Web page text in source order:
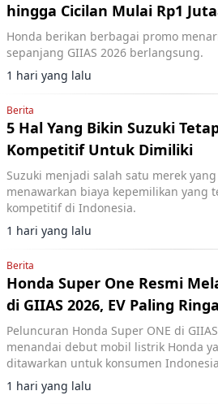
hingga Cicilan Mulai Rp1
Honda berikan berbagai promo
sepanjang GIIAS 2026 berlangsung.
1 hari yang lalu
Berita
5 Hal Yang Bikin Suzuki
Kompetitif Untuk Dimiliki
Suzuki menjadi salah satu merek
menawarkan biaya kepemilikan yang
kompetitif di Indonesia.
1 hari yang lalu
Berita
Honda Super One Resmi
di GIIAS 2026, EV Paling
Peluncuran Honda Super ONE di
menandai debut mobil listrik Honda
ditawarkan untuk konsumen
sebelumnya hanya tersedia untuk
sewa.
1 hari yang lalu